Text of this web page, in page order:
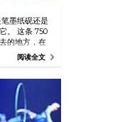
墨纸砚还是
。 这条 750
的地方，在
阅读全文